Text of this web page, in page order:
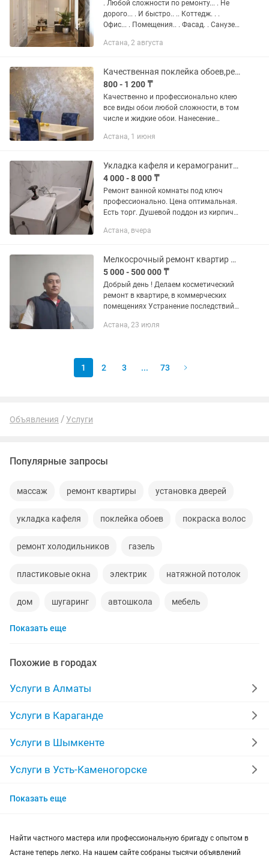
. Любой сложности по ремонту... . Не
дорого... . И быстро.. .. Коттедж. . .
Офис... . Помещения.. . Фасад. . Санузел
.Электроника. .Сантехника....
Астана, 2 августа
Качественная поклейка обоев,ремонт квартир
800 - 1 200 ₸
Качественно и профессионально клею
все виды обои любой сложности, в том
числе и жидкие обои. Нанесение
шелк, эффект бетона, травертин
Астана, 1 июня
Укладка кафеля и керамогранита ремонт ванной комнаты под ключ
4 000 - 8 000 ₸
Ремонт ванной комнаты под ключ
профессионально. Цена оптимальная.
Есть торг. Душевой поддон из кирпича
холодная вода. Кафельщик, Кафель,
Астана, вчера
Мелкосрочный ремонт квартир помещений
5 000 - 500 000 ₸
Добрый день ! Делаем косметический
ремонт в квартире, в коммерческих
помещениях Устранение последствий
Демонтаж монтаж плинтусов, гантелей
Астана, 23 июля
1 2 3 ... 73
Объявления Услуги
Популярные запросы
массаж ремонт квартиры установка дверей
укладка кафеля поклейка обоев покраска волос
ремонт холодильников газель
пластиковые окна электрик натяжной потолок
дом шугаринг автошкола мебель
ремонт телевизоров
мебель на заказ
уколы на дому вывоз мусора
москитные сетки
ремонт стиральных машин диван
грузоперевозки газель
прихожая двери сборка мебели
Показать еще
Похожие в городах
Услуги в Алматы
Услуги в Караганде
Услуги в Шымкенте
Услуги в Усть-Каменогорске
Услуги в Актобе
Услуги в Таразе
Показать еще
Найти частного мастера или профессиональную бригаду с опытом в
Астане теперь легко. На нашем сайте собраны тысячи объявлений